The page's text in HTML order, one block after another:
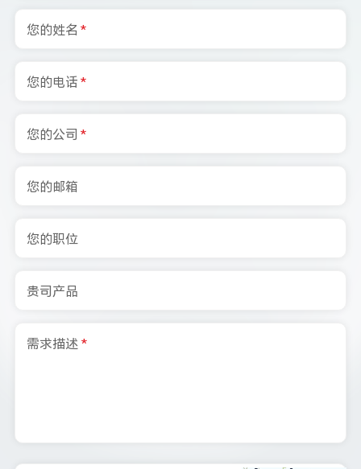
您的姓名 *
您的电话*
您的公司 *
您的邮箱
您的职位
贵司产品
需求描述 *